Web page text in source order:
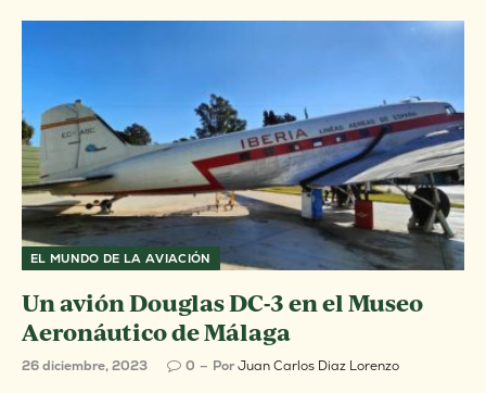
EL MUNDO DE LA AVIACIÓN
Un avión Douglas DC-3 en el Museo
Aeronáutico de Málaga
26 diciembre, 2023 0 PorJuan Carlos Diaz Lorenzo